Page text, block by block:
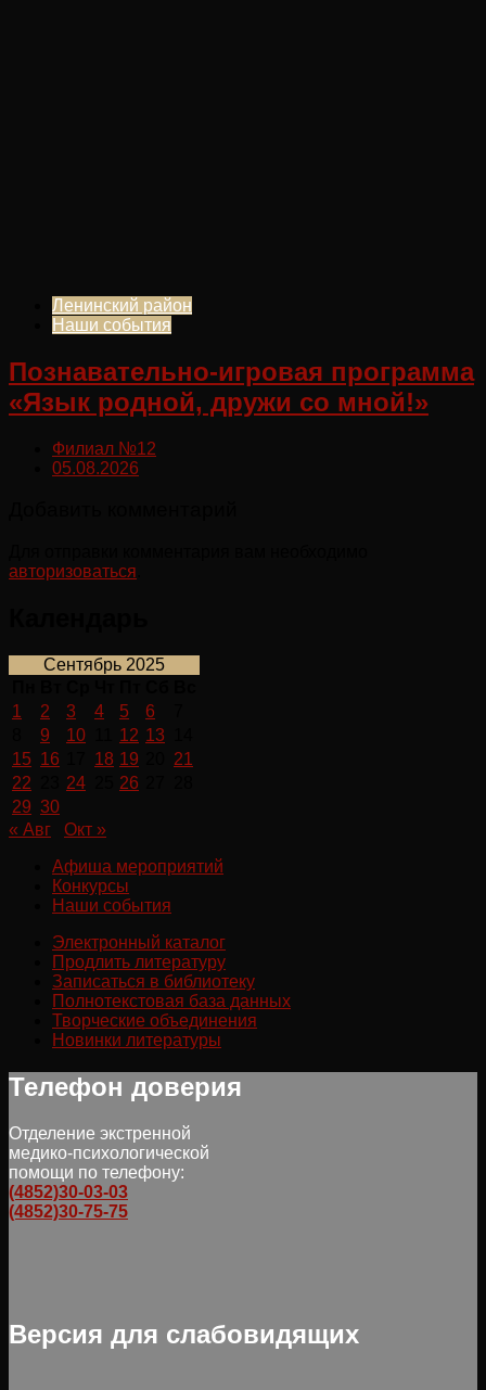
Ленинский район
Наши события
Познавательно-игровая программа
«Язык родной, дружи со мной!»
Филиал №12
05.08.2026
авторизоваться
Сентябрь 2025
1
2 3 4 5 6
9 10 12 13
15 16 18 19
21
22
24 26
29 30
« Авг
Окт »
Афиша мероприятий
Конкурсы
Наши события
Электронный каталог
Продлить литературу
Записаться в библиотеку
Полнотекстовая база данных
Творческие объединения
Новинки литературы
Телефон доверия
Отделение экстренной
медико-психологической
помощи по телефону:
(4852)30-03-03
(4852)30-75-75
Версия для слабовидящих